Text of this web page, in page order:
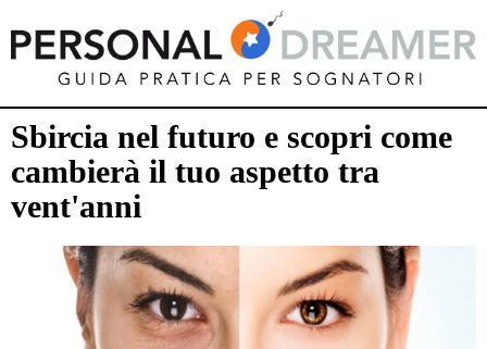
Sbircia nel futuro e scopri come
cambierà il tuo aspetto tra
vent'anni